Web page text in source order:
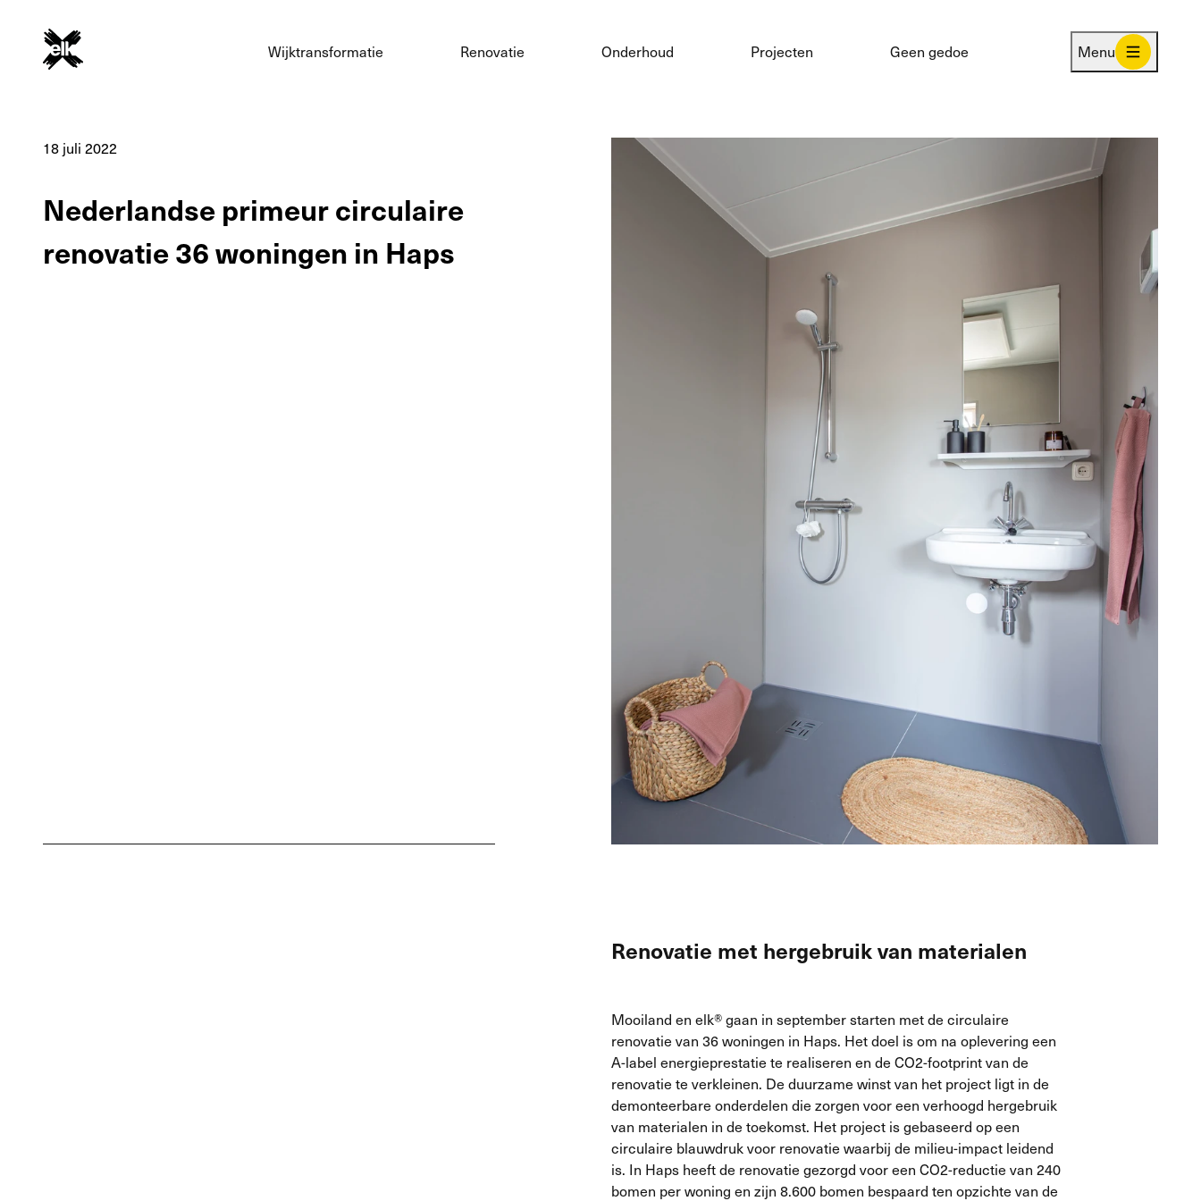
Wijktransformatie Renovatie Onderhoud Projecten Geen gedoe Menu
18 juli 2022
Nederlandse primeur circulaire
renovatie 36 woningen in Haps
Renovatie met hergebruik van materialen
Mooiland en elk® gaan in september starten met de circulaire
renovatie van 36 woningen in Haps. Het doel is om na oplevering een
A-label energieprestatie te realiseren en de CO2-footprint van de
renovatie te verkleinen. De duurzame winst van het project ligt in de
demonteerbare onderdelen die zorgen voor een verhoogd hergebruik
van materialen in de toekomst. Het project is gebaseerd op een
circulaire blauwdruk voor renovatie waarbij de milieu-impact leidend
is. In Haps heeft de renovatie gezorgd voor een CO2-reductie van 240
bomen per woning en zijn 8.600 bomen bespaard ten opzichte van de